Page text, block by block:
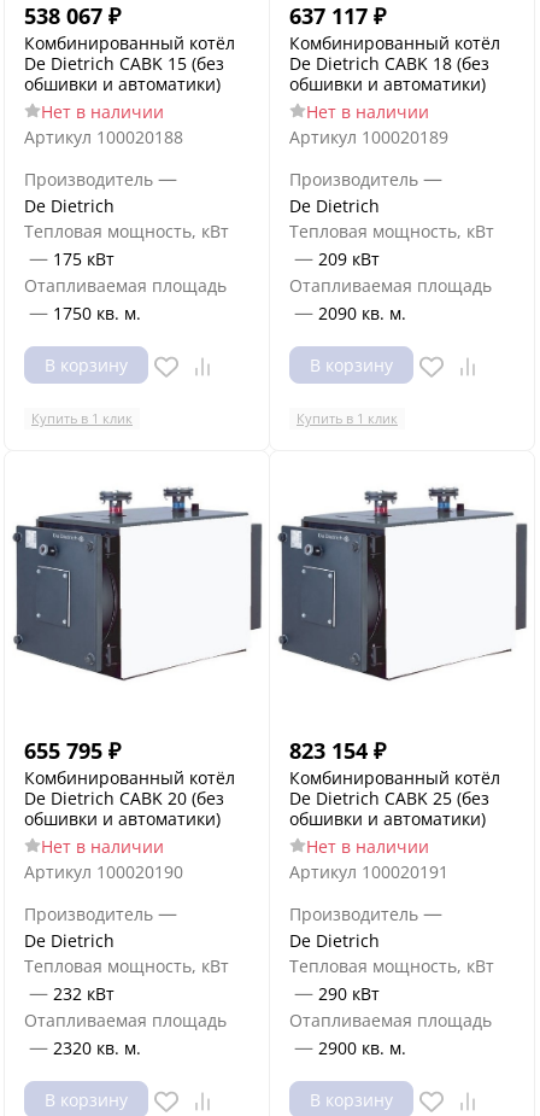
538 067 ₽
Комбинированный котёл
De Dietrich CABK 15 (без
обшивки и автоматики)
Нет в наличии
Артикул 100020188
Производитель —
De Dietrich
Тепловая мощность, кВт
— 175 кВт
Отапливаемая площадь
— 1750 кв. м.
В корзину
Купить в 1 клик
637 117 ₽
Комбинированный котёл
De Dietrich CABK 18 (без
обшивки и автоматики)
Нет в наличии
Артикул 100020189
Производитель —
De Dietrich
Тепловая мощность, кВт
— 209 кВт
Отапливаемая площадь
— 2090 кв. м.
В корзину
Купить в 1 клик
655 795 ₽
Комбинированный котёл
De Dietrich CABK 20 (без
обшивки и автоматики)
Нет в наличии
Артикул 100020190
Производитель —
De Dietrich
Тепловая мощность, кВт
— 232 кВт
Отапливаемая площадь
— 2320 кв. м.
В корзину
823 154 ₽
Комбинированный котёл
De Dietrich CABK 25 (без
обшивки и автоматики)
Нет в наличии
Артикул 100020191
Производитель —
De Dietrich
Тепловая мощность, кВт
— 290 кВт
Отапливаемая площадь
— 2900 кв. м.
В корзину